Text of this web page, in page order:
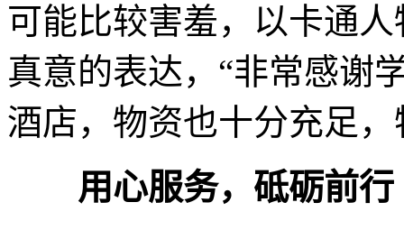
可能比较害羞，以卡通
真意的表达，“非常感谢
酒店，物资也十分充足，
用心服务，砥砺前行